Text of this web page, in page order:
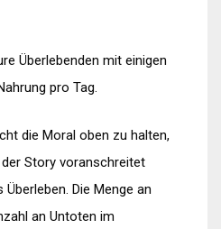
Überlebenden mit einigen
pro Tag.
die Moral oben zu halten,
Story voranschreitet
Die Menge an
an Untoten im